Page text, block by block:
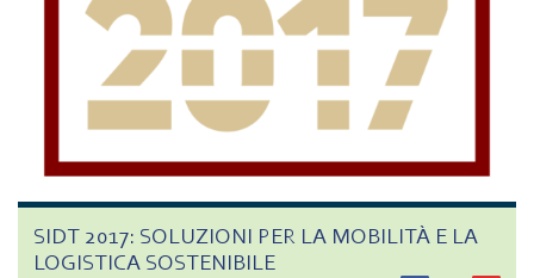
SIDT 2017: SOLUZIONI PER LA MOBILITÀ E LA
LOGISTICA SOSTENIBILE